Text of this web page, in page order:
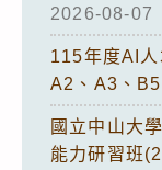
2026-08-07
115年度AI人
A2、A3、
國立中山大
能力研習班